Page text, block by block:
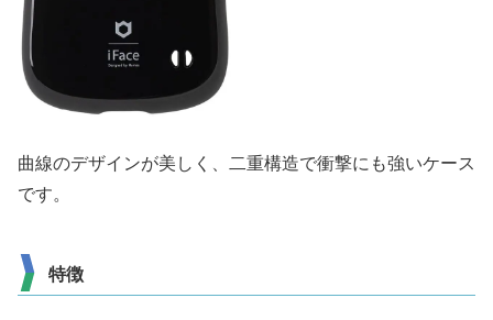
曲線のデザインが美しく、二重構造で衝撃にも強いケース
です。
特徴